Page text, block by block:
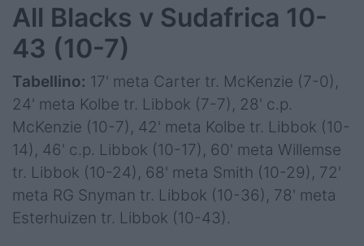
All Blacks v Sudafrica 10-
43 (10-7)
Tabellino: 17' meta Carter tr. McKenzie (7-0),
24' meta Kolbe tr. Libbok (7-7), 28' c.p.
McKenzie (10-7), 42' meta Kolbe tr. Libbok (10-
14), 46' c.p. Libbok (10-17), 60' meta Willemse
tr. Libbok (10-24), 68' meta Smith (10-29), 72'
meta RG Snyman tr. Libbok (10-36), 78' meta
Esterhuizen tr. Libbok (10-43).